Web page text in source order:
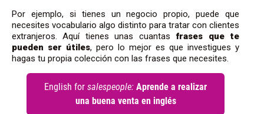
Por ejemplo, si tienes un negocio propio, puede que
necesites vocabulario algo distinto para tratar con clientes
extranjeros. Aquí tienes unas cuantasfrases que te
pueden ser útiles, pero lo mejor es que investigues y
hagas tu propia colección con las frases que necesites.